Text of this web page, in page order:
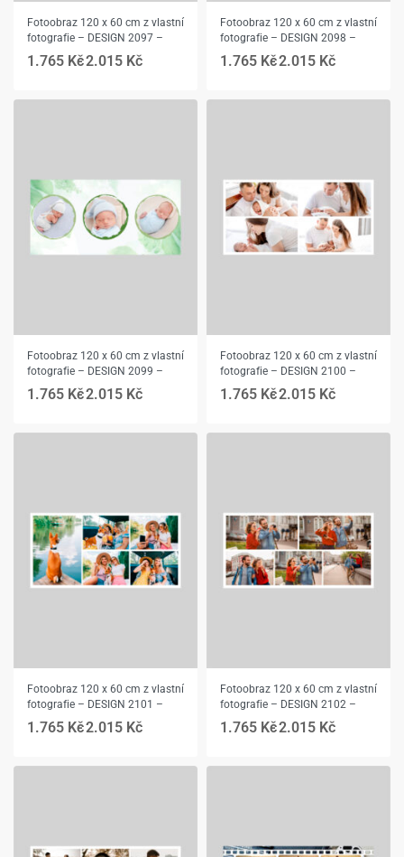
Fotoobraz 120 x 60 cm z vlastní
fotografie – DESIGN 2097 –
1.765 Kč2.015 Kč
Fotoobraz 120 x 60 cm z vlastní
fotografie – DESIGN 2098 –
1.765 Kč2.015 Kč
Fotoobraz 120 x 60 cm z vlastní
fotografie – DESIGN 2099 –
1.765 Kč2.015 Kč
Fotoobraz 120 x 60 cm z vlastní
fotografie – DESIGN 2100 –
1.765 Kč2.015 Kč
Fotoobraz 120 x 60 cm z vlastní
fotografie – DESIGN 2101 –
1.765 Kč2.015 Kč
Fotoobraz 120 x 60 cm z vlastní
fotografie – DESIGN 2102 –
1.765 Kč2.015 Kč